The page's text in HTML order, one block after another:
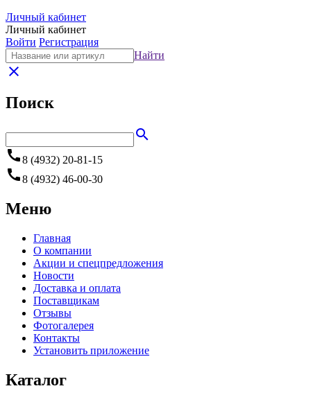
Личный кабинет
Личный кабинет
Войти Регистрация
Найти
close
Поиск
search
call8 (4932) 20-81-15
call8 (4932) 46-00-30
Меню
Главная
О компании
Акции и спецпредложения
Новости
Доставка и оплата
Поставщикам
Отзывы
Фотогалерея
Контакты
Установить приложение
Каталог